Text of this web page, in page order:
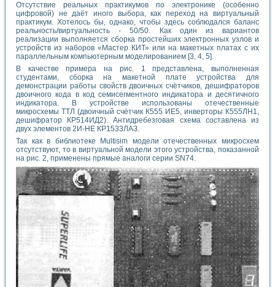
Отсутствие реальных практикумов по электронике (особенно
цифровой) не даёт иного выбора, как переход на виртуальный
практикум. Хотелось бы, однако, чтобы здесь соблюдался баланс
реальность/виртуальность - 50/50. Как один из вариантов
реализации выполняется сборка простейших электронных узлов и
устройств из наборов «Мастер КИТ» или на макетных платах с их
параллельным компьютерным моделированием [3, 4, 5].
В качестве примера на рис. 1 представлена, выполненная
студентами, сборка на макетной плате устройства для
демонстрации работы свойств двоичных счётчиков, дешифраторов
двоичного кода в код семисегментного индикатора и десятичного
индикатора. В устройстве использованы отечественные
микросхемы ТТЛ (двоичный счётчик К555 ИЕ5, инверторы К555ЛН1,
дешифратор КР514ИД2). Антидребезговая схема составлена из
двух элементов 2И-НЕ КР1533ЛАЗ.
Так как в библиотеке Multisim модели отечественных микросхем
отсутствуют, то в виртуальной модели этого устройства, показанной
на рис. 2, применены прямые аналоги серии SN74.